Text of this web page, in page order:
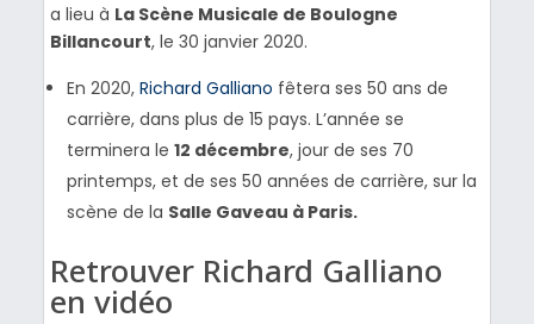
a lieu à La Scène Musicale de Boulogne
Billancourt, le 30 janvier 2020.
En 2020, Richard Galliano fêtera ses 50 ans de
carrière, dans plus de 15 pays. L’année se
terminera le 12 décembre, jour de ses 70
printemps, et de ses 50 années de carrière, sur la
scène de la Salle Gaveau à Paris.
Retrouver Richard Galliano
en vidéo